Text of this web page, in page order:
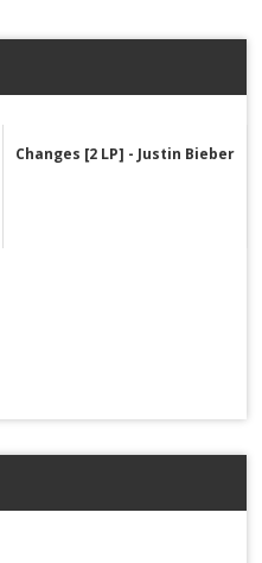
Changes [2 LP] - Justin Bieber